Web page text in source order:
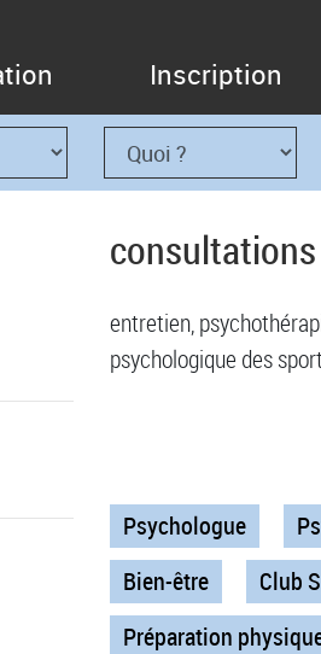
Inscription
entretien,
psychologique des
Psychologue
Bien-être
Club
Préparation